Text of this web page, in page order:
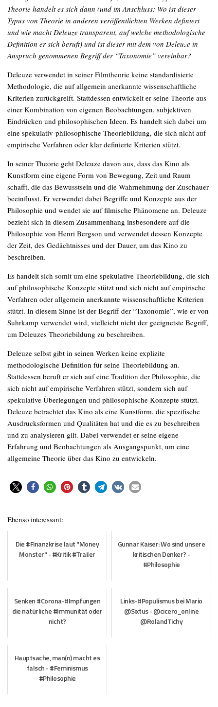
Theorie handelt es sich dann (und im Anschluss: Wo ist dieser
Typus von Theorie in anderen veröffentlichten Werken definiert
und wie macht Deleuze transparent, auf welche methodologische
Definition er sich beruft) und ist dieser mit dem von Deleuze in
Anspruch genommenen Begriff der “Taxonomie” vereinbar?
Deleuze verwendet in seiner Filmtheorie keine standardisierte
Methodologie, die auf allgemein anerkannte wissenschaftliche
Kriterien zurückgreift. Stattdessen entwickelt er seine Theorie aus
einer Kombination von eigenen Beobachtungen, subjektiven
Eindrücken und philosophischen Ideen. Es handelt sich dabei um
eine spekulativ-philosophische Theoriebildung, die sich nicht auf
empirische Verfahren oder klar definierte Kriterien stützt.
In seiner Theorie geht Deleuze davon aus, dass das Kino als
Kunstform eine eigene Form von Bewegung, Zeit und Raum
schafft, die das Bewusstsein und die Wahrnehmung der Zuschauer
beeinflusst. Er verwendet dabei Begriffe und Konzepte aus der
Philosophie und wendet sie auf filmische Phänomene an. Deleuze
bezieht sich in diesem Zusammenhang insbesondere auf die
Philosophie von Henri Bergson und verwendet dessen Konzepte
der Zeit, des Gedächtnisses und der Dauer, um das Kino zu
beschreiben.
Es handelt sich somit um eine spekulative Theoriebildung, die sich
auf philosophische Konzepte stützt und sich nicht auf empirische
Verfahren oder allgemein anerkannte wissenschaftliche Kriterien
stützt. In diesem Sinne ist der Begriff der “Taxonomie”, wie er von
Suhrkamp verwendet wird, vielleicht nicht der geeignetste Begriff,
um Deleuzes Theoriebildung zu beschreiben.
Deleuze selbst gibt in seinen Werken keine explizite
methodologische Definition für seine Theoriebildung an.
Stattdessen beruft er sich auf eine Tradition der Philosophie, die
sich nicht auf empirische Verfahren stützt, sondern sich auf
spekulative Überlegungen und philosophische Konzepte stützt.
Deleuze betrachtet das Kino als eine Kunstform, die spezifische
Ausdrucksformen und Qualitäten hat und die es zu beschreiben
und zu analysieren gilt. Dabei verwendet er seine eigene
Erfahrung und Beobachtungen als Ausgangspunkt, um eine
allgemeine Theorie über das Kino zu entwickeln.
Ebenso interessant:
Die #Finanzkrise laut "Money
Monster" - #Kritik #Trailer
Gunnar Kaiser: Wo sind unsere
kritischen Denker? -
#Philosophie
Senken #Corona-#Impfungen
die natürliche #Immunität oder
nicht?
Links-#Populismus bei Mario
@Sixtus - @cicero_online
@RolandTichy
Hauptsache, man(n) macht es
falsch - #Feminismus
#Philosophie